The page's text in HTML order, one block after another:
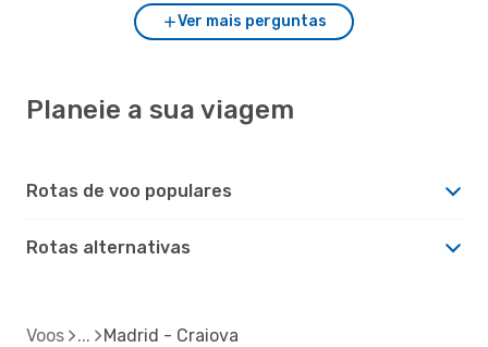
Ver mais perguntas
Planeie a sua viagem
Rotas de voo populares
Rotas alternativas
Voos Madrid - Craiova